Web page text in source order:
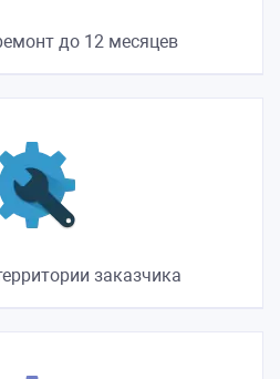
до 12 месяцев
заказчика